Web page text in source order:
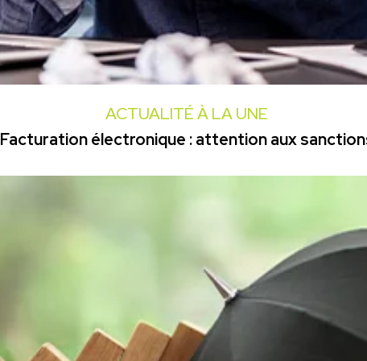
ACTUALITÉ À LA UNE
Facturation électronique : attention aux